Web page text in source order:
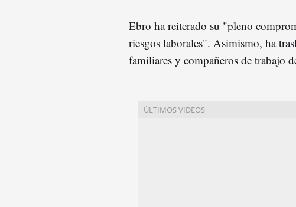
Ebro ha reiterado su "pleno
riesgos laborales". Asimismo, ha
familiares y compañeros de trabajo